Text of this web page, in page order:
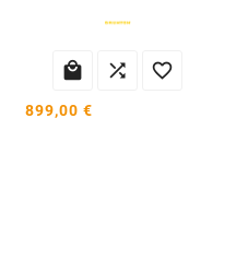
  
899,00 €